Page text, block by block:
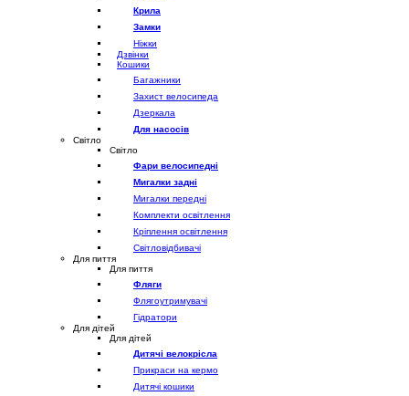
Крила
Замки
Ніжки
Дзвінки
Кошики
Багажники
Захист велосипеда
Дзеркала
Для насосів
Світло
Світло
Фари велосипедні
Мигалки задні
Мигалки передні
Комплекти освітлення
Кріплення освітлення
Світловідбивачі
Для пиття
Для пиття
Фляги
Флягоутримувачі
Гідратори
Для дітей
Для дітей
Дитячі велокрісла
Прикраси на кермо
Дитячі кошики